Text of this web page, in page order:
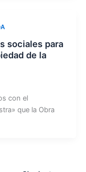
sociales para
de la
con el
que la Obra